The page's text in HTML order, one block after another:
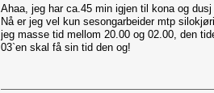
Ahaa, jeg har ca.45 min igjen til kona og
Nå er jeg vel kun sesongarbeider mtp
jeg masse tid mellom 20.00 og 02.00, den
03`en skal få sin tid den og!